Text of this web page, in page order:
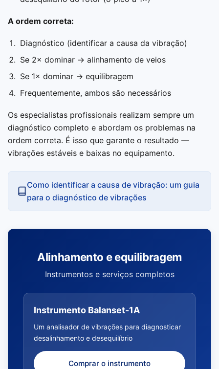
A ordem correta:
Diagnóstico (identificar a causa da vibração)
Se 2× dominar → alinhamento de veios
Se 1× dominar → equilibragem
Frequentemente, ambos são necessários
Os especialistas profissionais realizam sempre um
diagnóstico completo e abordam os problemas na
ordem correta. É isso que garante o resultado —
vibrações estáveis e baixas no equipamento.
Como identificar a causa de vibração: um guia
para o diagnóstico de vibrações
Alinhamento e equilibragem
Instrumentos e serviços completos
Instrumento Balanset-1A
Um analisador de vibrações para diagnosticar
desalinhamento e desequilíbrio
Comprar o instrumento